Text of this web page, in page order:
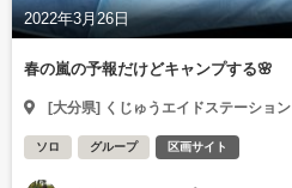
2022年3月26日
春の嵐の予報だけどキャンプする🌸
[大分県] くじゅうエイドステーション
ソロ グループ 区画サイト